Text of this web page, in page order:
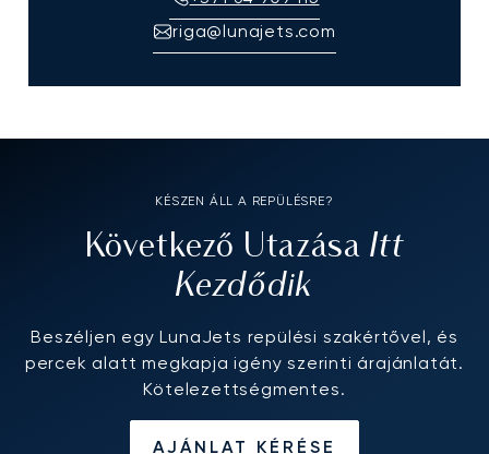
riga@lunajets.com
KÉSZEN ÁLL A REPÜLÉSRE?
Következő Utazása Itt
Kezdődik
Beszéljen egy LunaJets repülési szakértővel, és
percek alatt megkapja igény szerinti árajánlatát.
Kötelezettségmentes.
AJÁNLAT KÉRÉSE